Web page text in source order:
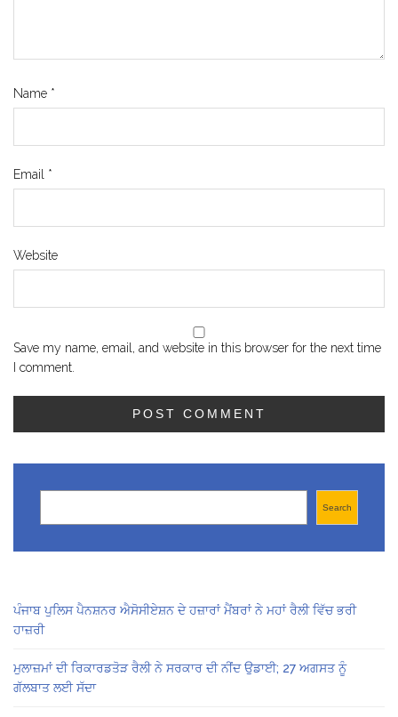
Name *
Email *
Website
Save my name, email, and website in this browser for the next time
I comment.
Search
ਪੰਜਾਬ ਪੁਲਿਸ ਪੈਨਸ਼ਨਰ ਐਸੋਸੀਏਸ਼ਨ ਦੇ ਹਜ਼ਾਰਾਂ ਮੈਂਬਰਾਂ ਨੇ ਮਹਾਂ ਰੈਲੀ ਵਿੱਚ ਭਰੀ
ਹਾਜ਼ਰੀ
ਮੁਲਾਜ਼ਮਾਂ ਦੀ ਰਿਕਾਰਡਤੋੜ ਰੈਲੀ ਨੇ ਸਰਕਾਰ ਦੀ ਨੀਂਦ ਉਡਾਈ; 27 ਅਗਸਤ ਨੂੰ
ਗੱਲਬਾਤ ਲਈ ਸੱਦਾ